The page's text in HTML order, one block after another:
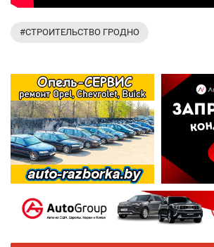
#СТРОИТЕЛЬСТВО ГРОДНО